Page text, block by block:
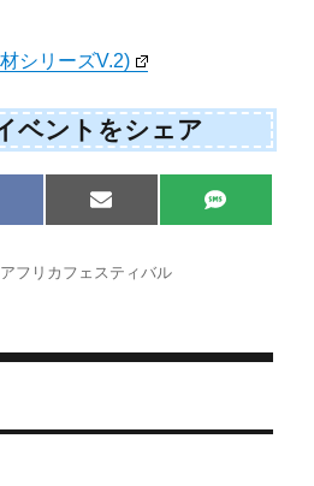
シリーズV.2)
ベントをシェア
e
b
Share
on
E
m
i
l
Share
on
S
M
タ
アフリカフェスティバル